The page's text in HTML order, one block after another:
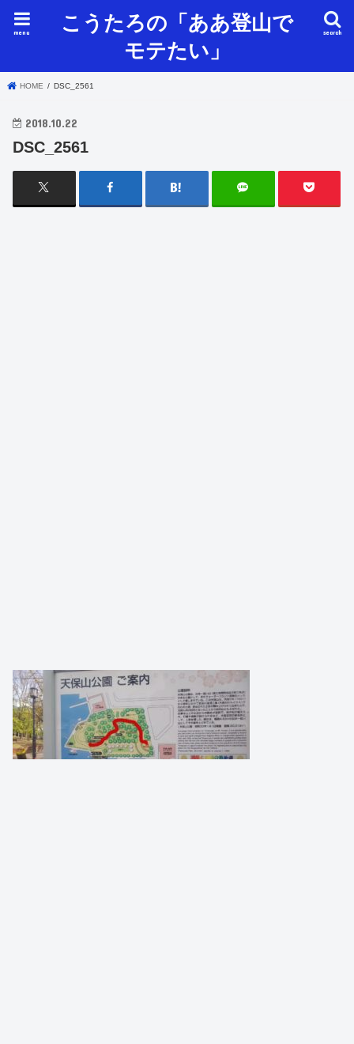
こうたろの「ああ登山で
モテたい」
search
menu
HOME DSC_2561
2018.10.22
DSC_2561